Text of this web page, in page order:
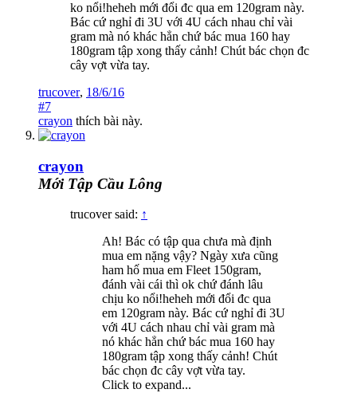
ko nổi!heheh mới đổi đc qua em 120gram này.
Bác cứ nghỉ đi 3U với 4U cách nhau chỉ vài
gram mà nó khác hẳn chứ bác mua 160 hay
180gram tập xong thấy cảnh! Chút bác chọn đc
cây vợt vừa tay.
trucover, 18/6/16
#7
crayon thích bài này.
crayon
Mới Tập Cầu Lông
trucover said: ↑
Ah! Bác có tập qua chưa mà định
mua em nặng vậy? Ngày xưa cũng
ham hố mua em Fleet 150gram,
đánh vài cái thì ok chứ đánh lâu
chịu ko nổi!heheh mới đổi đc qua
em 120gram này. Bác cứ nghỉ đi 3U
với 4U cách nhau chỉ vài gram mà
nó khác hẳn chứ bác mua 160 hay
180gram tập xong thấy cảnh! Chút
bác chọn đc cây vợt vừa tay.
Click to expand...